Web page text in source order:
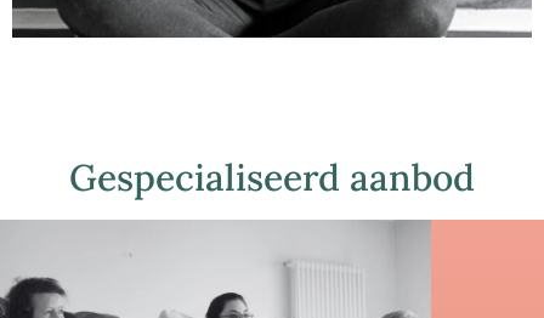
Gespecialiseerd aanbod